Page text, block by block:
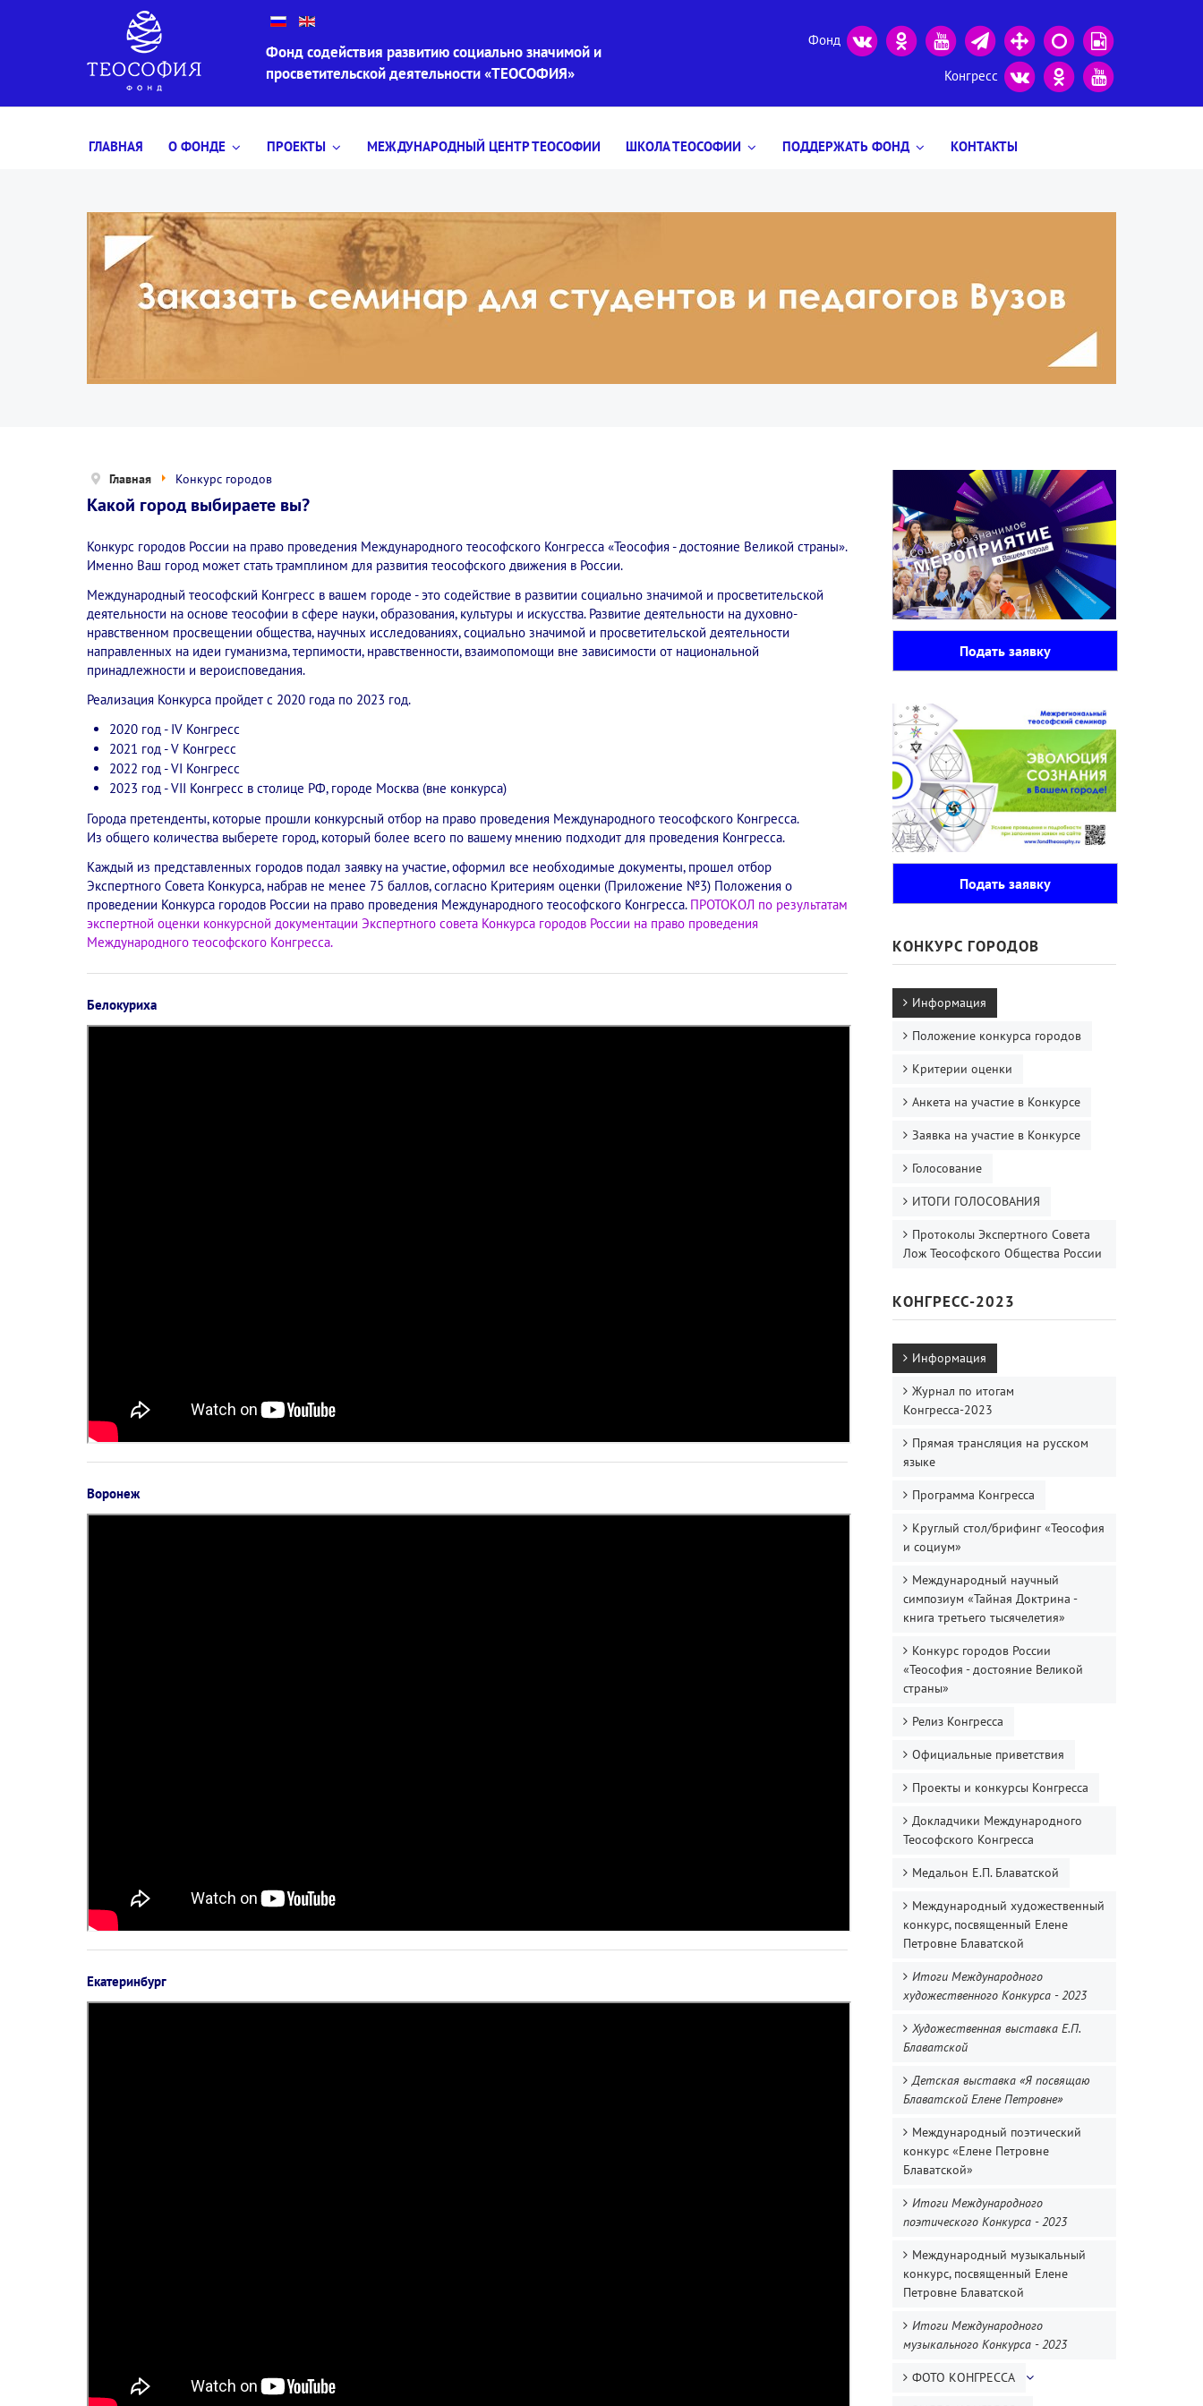
Фонд содействия развитию социально значимой и
просветительской деятельности «ТЕОСОФИЯ»
Фонд
Конгресс
ГЛАВНАЯ О ФОНДЕ ПРОЕКТЫ МЕЖДУНАРОДНЫЙ ЦЕНТР ТЕОСОФИИ ШКОЛА ТЕОСОФИИ ПОДДЕРЖАТЬ ФОНД КОНТАКТЫ
Главная Конкурс городов
Какой город выбираете вы?
Конкурс городов России на право проведения Международного теософского Конгресса «Теософия - достояние Великой страны».
Именно Ваш город может стать трамплином для развития теософского движения в России.
Международный теософский Конгресс в вашем городе - это содействие в развитии социально значимой и просветительской
деятельности на основе теософии в сфере науки, образования, культуры и искусства. Развитие деятельности на духовно-
нравственном просвещении общества, научных исследованиях, социально значимой и просветительской деятельности
направленных на идеи гуманизма, терпимости, нравственности, взаимопомощи вне зависимости от национальной
принадлежности и вероисповедания.
Реализация Конкурса пройдет с 2020 года по 2023 год.
2020 год - IV Конгресс
2021 год - V Конгресс
2022 год - VI Конгресс
2023 год - VII Конгресс в столице РФ, городе Москва (вне конкурса)
Города претенденты, которые прошли конкурсный отбор на право проведения Международного теософского Конгресса.
Из общего количества выберете город, который более всего по вашему мнению подходит для проведения Конгресса.
Каждый из представленных городов подал заявку на участие, оформил все необходимые документы, прошел отбор
Экспертного Совета Конкурса, набрав не менее 75 баллов, согласно Критериям оценки (Приложение №3) Положения о
проведении Конкурса городов России на право проведения Международного теософского Конгресса. ПРОТОКОЛ по результатам
экспертной оценки конкурсной документации Экспертного совета Конкурса городов России на право проведения
Международного теософского Конгресса.
Белокуриха
Воронеж
Екатеринбург
Подать заявку
Подать заявку
КОНКУРС ГОРОДОВ
Информация
Положение конкурса городов
Критерии оценки
Анкета на участие в Конкурсе
Заявка на участие в Конкурсе
Голосование
ИТОГИ ГОЛОСОВАНИЯ
Протоколы Экспертного Совета
Лож Теософского Общества России
КОНГРЕСС-2023
Информация
Журнал по итогам
Конгресса-2023
Прямая трансляция на русском
языке
Программа Конгресса
Круглый стол/брифинг «Теософия
и социум»
Международный научный
симпозиум «Тайная Доктрина -
книга третьего тысячелетия»
Конкурс городов России
«Теософия - достояние Великой
страны»
Релиз Конгресса
Официальные приветствия
Проекты и конкурсы Конгресса
Докладчики Международного
Теософского Конгресса
Медальон Е.П. Блаватской
Международный художественный
конкурс, посвященный Елене
Петровне Блаватской
Итоги Международного
художественного Конкурса - 2023
Художественная выставка Е.П.
Блаватской
Детская выставка «Я посвящаю
Блаватской Елене Петровне»
Международный поэтический
конкурс «Елене Петровне
Блаватской»
Итоги Международного
поэтического Конкурса - 2023
Международный музыкальный
конкурс, посвященный Елене
Петровне Блаватской
Итоги Международного
музыкального Конкурса - 2023
ФОТО КОНГРЕССА